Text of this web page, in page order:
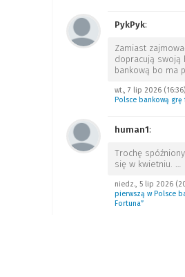
PykPyk:
Zamiast
dopracują swoją
bankową bo ma
wt., 7 lip 2026 (16:36)
Polsce bankową grę
human1:
Trochę
się w kwietniu. …
niedz., 5 lip 2026
pierwszą w Polsce
Fortuna”